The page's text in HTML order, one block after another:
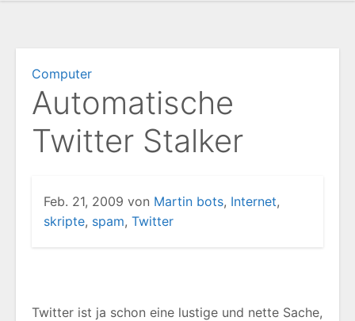
Computer
Automatische
Twitter Stalker
Feb. 21, 2009 von Martin bots, Internet,
skripte, spam, Twitter
Twitter ist ja schon eine lustige und nette Sache,